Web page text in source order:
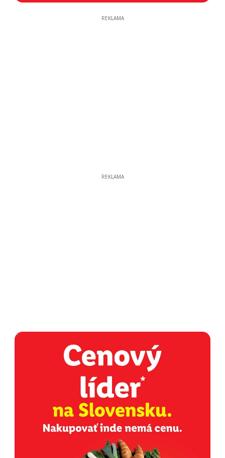
REKLAMA
REKLAMA